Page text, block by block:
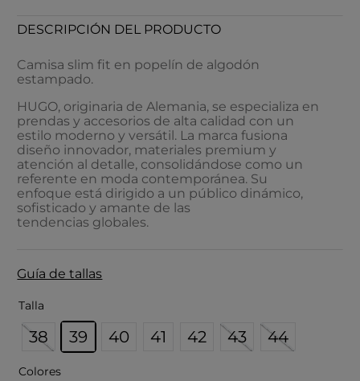
DESCRIPCIÓN DEL PRODUCTO
Camisa slim fit en popelín de algodón
estampado.
HUGO, originaria de Alemania, se especializa en
prendas y accesorios de alta calidad con un
estilo moderno y versátil. La marca fusiona
diseño innovador, materiales premium y
atención al detalle, consolidándose como un
referente en moda contemporánea. Su
enfoque está dirigido a un público dinámico,
sofisticado y amante de las
tendencias globales.
Guía de tallas
Talla
38 39 40 41 42 43 44
Colores